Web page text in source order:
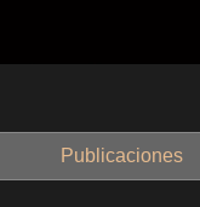
Publicaciones